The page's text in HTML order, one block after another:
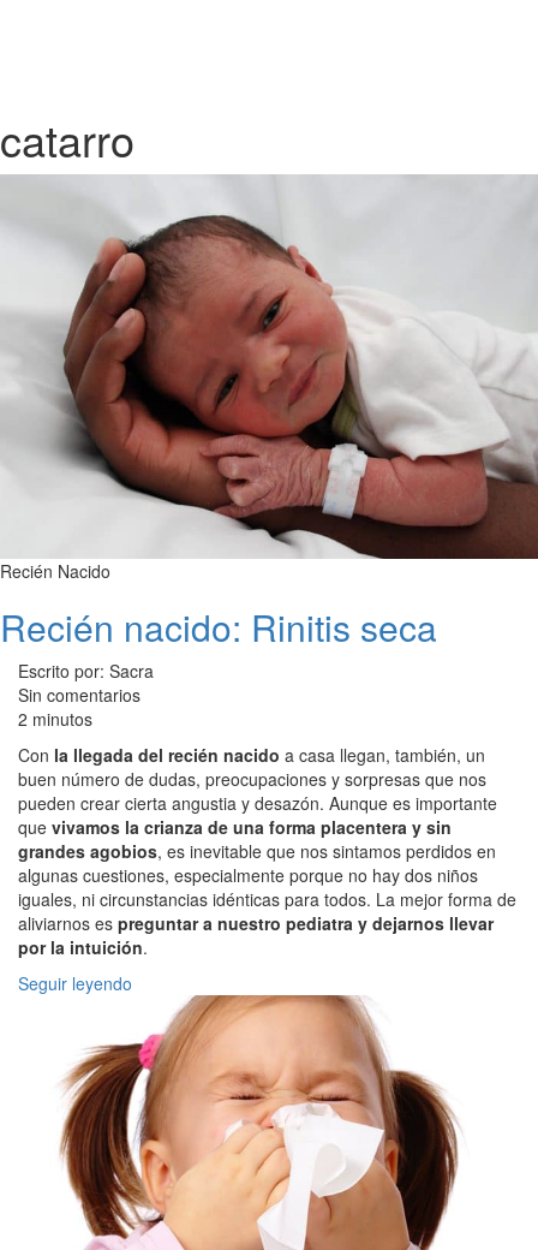
catarro
Recién Nacido
Recién nacido: Rinitis seca
Escrito por: Sacra
Sin comentarios
2 minutos
Con la llegada del recién nacido a casa llegan, también, un
buen número de dudas, preocupaciones y sorpresas que nos
pueden crear cierta angustia y desazón. Aunque es importante
que vivamos la crianza de una forma placentera y sin
grandes agobios, es inevitable que nos sintamos perdidos en
algunas cuestiones, especialmente porque no hay dos niños
iguales, ni circunstancias idénticas para todos. La mejor forma de
aliviarnos es preguntar a nuestro pediatra y dejarnos llevar
por la intuición.
Seguir leyendo